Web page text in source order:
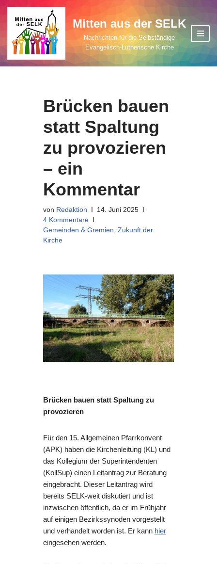
Zum
Inhalt
springen
Mitten aus der SELK
Nachrichten für die Selbständige
Evangelisch-Lutherische Kirche
Brücken bauen
statt Spaltung
zu provozieren
– ein
Kommentar
von Redaktion
14. Juni 2025
4 Kommentare
Gemeinden & Gremien, Zukunft der
Kirche
Brücken bauen statt Spaltung zu
provozieren
Für den 15. Allgemeinen Pfarrkonvent
(APK) haben die Kirchenleitung (KL) und
das Kollegium der Superintendenten
(KollSup) einen Leitantrag zur Beratung
eingebracht. Dieser Leitantrag wird
bereits SELK-weit diskutiert und ist
inzwischen öffentlich, da er im Frühjahr
auf einigen Bezirkssynoden vorgestellt
und verhandelt worden ist. Er kann hier
eingesehen werden.